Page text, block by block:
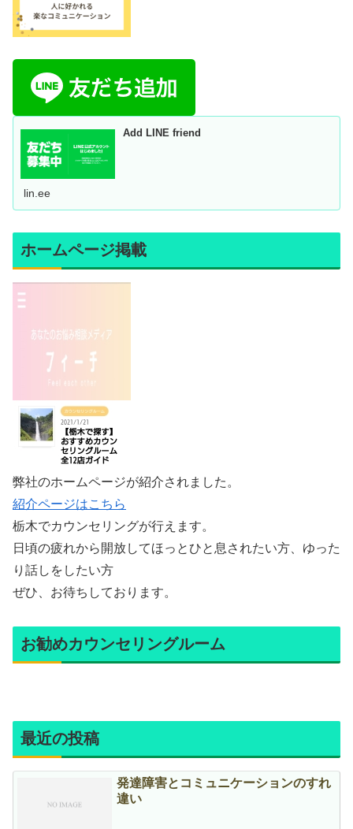
Add LINE friend
lin.ee
ホームページ掲載
弊社のホームページが紹介されました。
紹介ページはこちら
栃木でカウンセリングが行えます。
日頃の疲れから開放してほっとひと息されたい方、ゆった
り話しをしたい方
ぜひ、お待ちしております。
お勧めカウンセリングルーム
最近の投稿
発達障害とコミュニケーションのすれ
違い